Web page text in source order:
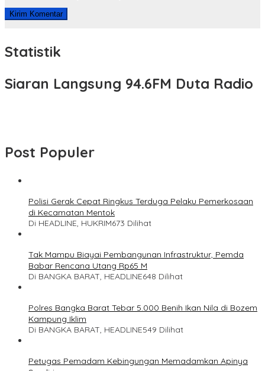
Statistik
Siaran Langsung 94.6FM Duta Radio
Post Populer
Polisi Gerak Cepat Ringkus Terduga Pelaku Pemerkosaan
di Kecamatan Mentok
Di HEADLINE, HUKRIM673 Dilihat
Tak Mampu Biayai Pembangunan Infrastruktur, Pemda
Babar Rencana Utang Rp65 M
Di BANGKA BARAT, HEADLINE648 Dilihat
Polres Bangka Barat Tebar 5.000 Benih Ikan Nila di Bozem
Kampung Iklim
Di BANGKA BARAT, HEADLINE549 Dilihat
Petugas Pemadam Kebingungan Memadamkan Apinya